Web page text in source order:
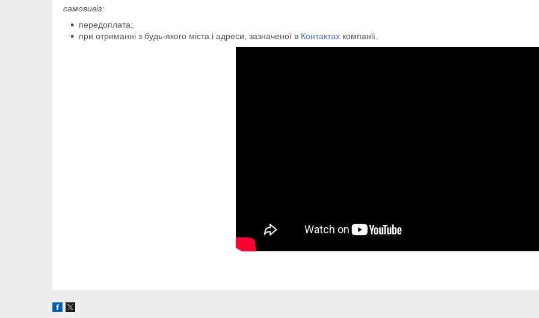
самовивіз:
передоплата;
при отриманні з будь-якого міста і адреси, зазначеної в Контактах компанії.